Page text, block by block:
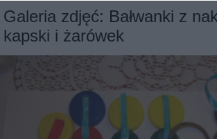
Galeria zdjęć: Bałwanki z
kapski i żarówek